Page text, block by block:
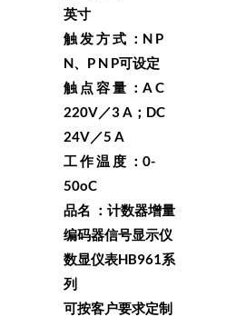
英寸
触 发 方 式 ：N P
N、P N P可设定
触 点 容 量 ：A C
220V／3 A；DC
24V／5 A
工 作 温 度 ：0-
50oC
品名 ：计数器增量
编码器信号显示仪
数显仪表HB961系
列
可按客户要求定制